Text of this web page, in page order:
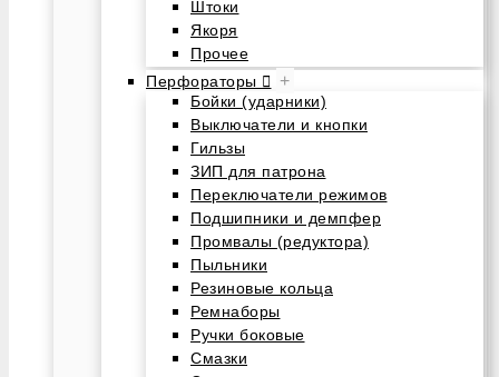
Штоки
Якоря
Прочее
Перфораторы
+
Бойки (ударники)
Выключатели и кнопки
Гильзы
ЗИП для патрона
Переключатели режимов
Подшипники и демпфер
Промвалы (редуктора)
Пыльники
Резиновые кольца
Ремнаборы
Ручки боковые
Смазки